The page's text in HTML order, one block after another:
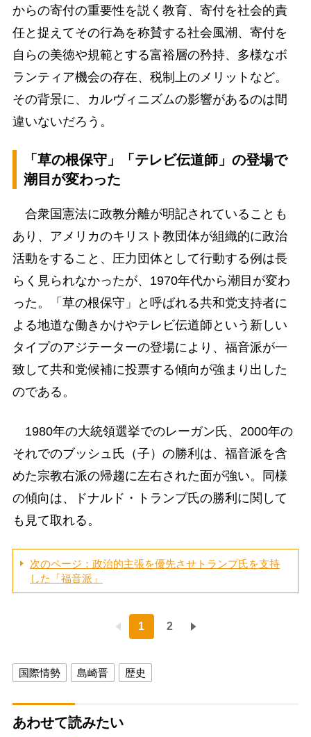
からの寄付の重要性を説く教育、寄付を社会的責
任と捉えてその行為を称賛する社会風潮、寄付を
自らの美徳や規範とする富裕層の矜持、多様なボ
ランティア機会の存在、税制上のメリットなど。
その背景に、カルヴィニズムの影響があるのは間
違いないだろう。
「草の根保守」「テレビ伝道師」の登場で
潮目が変わった
合衆国憲法に政教分離が明記されていることも
あり、アメリカのキリスト教団体が組織的に政治
活動をすること、圧力団体として行動する例は長
らく見られなかったが、1970年代から潮目が変わ
った。「草の根保守」と呼ばれる共和党支持者に
よる地道な働きかけやテレビ伝道師という新しい
タイプのアジテーターの登場により、福音派が一
致して共和党候補に投票する傾向が強まり出した
のである。
1980年の大統領選挙でのレーガン氏、2000年の
それでのブッシュ氏（子）の勝利は、福音派を含
めた宗教右派の帰趨に左右された面が強い。同様
の傾向は、ドナルド・トランプ氏の勝利に関して
も見て取れる。
次のページ：政治的主張を優先させトランプ氏を支持
した「福音派」
1 2
国際情勢 島崎晋 歴史
あわせて読みたい